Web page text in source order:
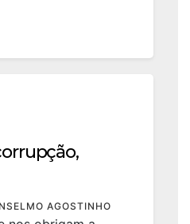
AGOSTINHO